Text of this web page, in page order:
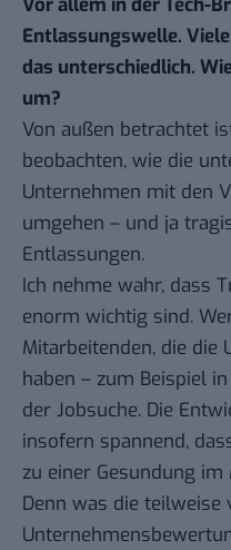
Vor allem in der Tech-
Entlassungswelle.
das unterschiedlich.
um?
Von außen betrachtet
beobachten, wie die
Unternehmen mit den
umgehen – und ja
Entlassungen.
Ich nehme wahr, dass
enorm wichtig sind.
Mitarbeitenden, die die
haben – zum Beispiel
der Jobsuche. Die
insofern spannend,
zu einer Gesundung
Denn was die teilweise